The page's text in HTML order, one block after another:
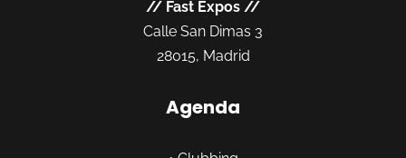
// Fast Expos //
Calle San Dimas 3
28015, Madrid
Agenda